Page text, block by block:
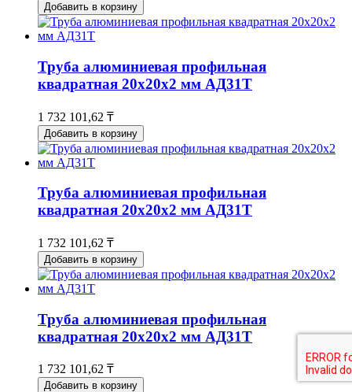
Добавить в корзину
Труба алюминиевая профильная
квадратная 20х20х2 мм АД31Т
1 732 101,62 ₸
Добавить в корзину
Труба алюминиевая профильная
квадратная 20х20х2 мм АД31Т
1 732 101,62 ₸
Добавить в корзину
Труба алюминиевая профильная
квадратная 20х20х2 мм АД31Т
1 732 101,62 ₸
Добавить в корзину